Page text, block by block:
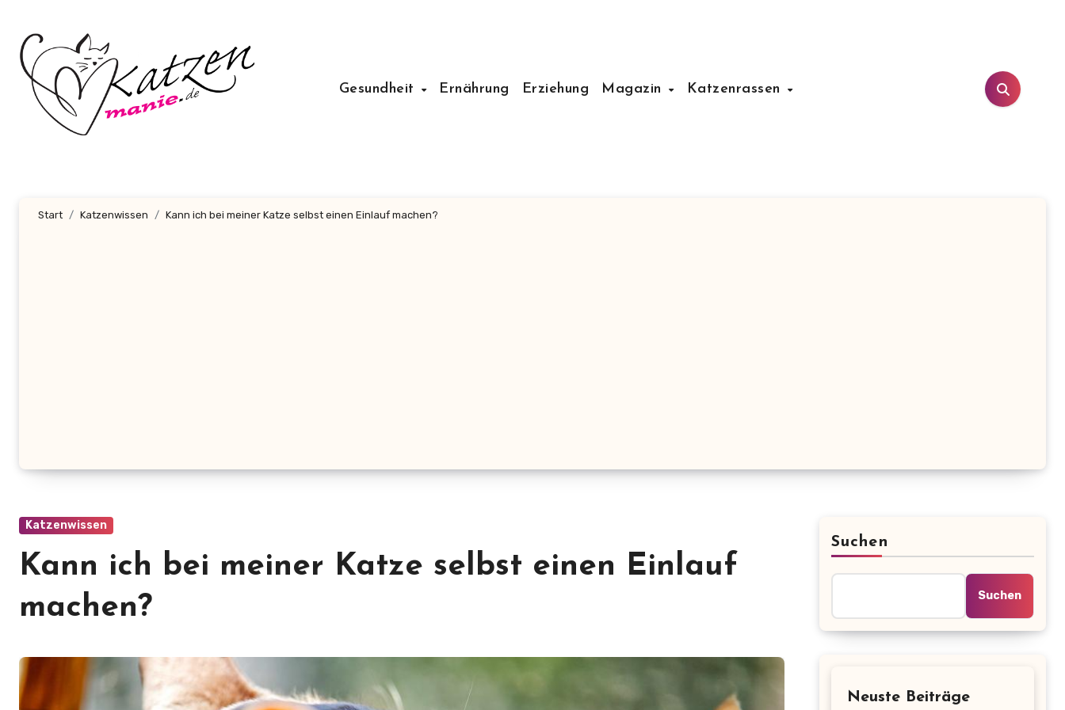
Inhalt
springen
Gesundheit Ernährung Erziehung Magazin Katzenrassen
Start Katzenwissen Kann ich bei meiner Katze selbst einen Einlauf machen?
Katzenwissen
Kann ich bei meiner Katze selbst einen Einlauf
machen?
Suchen
Suchen
Neuste Beiträge